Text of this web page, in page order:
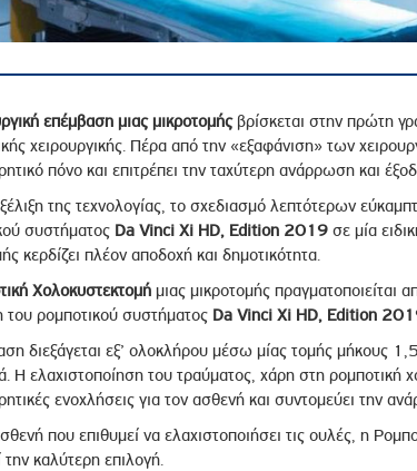
και Συνεργατών
Λειτουργίας
Μερών
Προαγωγής των Δικαιωμάτων των
επέμβαση μιας μικροτομήςβρίσκεται στην πρώτη
χειρουργικής. Πέρα από την «εξαφάνιση» των
πόνο και επιτρέπει την ταχύτερη ανάρρωση και
της τεχνολογίας, το σχεδιασμό λεπτότερων
συστήματοςDa Vinci Xi HD, Edition 2019 σε μία
κερδίζει πλέον αποδοχή και δημοτικότητα.
Χολοκυστεκτομήμιας μικροτομής πραγματοποιείται
του ρομποτικού συστήματος Da Vinci Xi HD, Edition
διεξάγεται εξ’ ολοκλήρου μέσω μίας τομής μήκους
Η ελαχιστοποίηση του τραύματος, χάρη στη ρομποτική
ενοχλήσεις για τον ασθενή και συντομεύει την
που επιθυμεί να ελαχιστοποιήσει τις ουλές, η
την καλύτερη επιλογή.